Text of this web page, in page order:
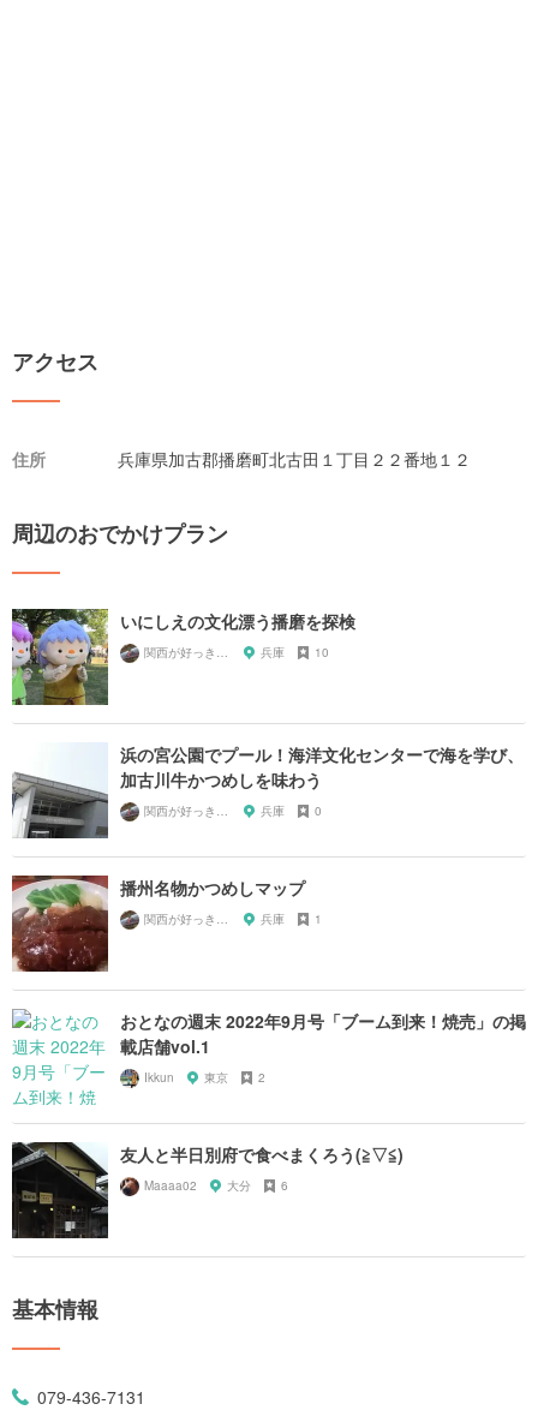
アクセス
住所 兵庫県加古郡播磨町北古田１丁目２２番地１２
周辺のおでかけプラン
いにしえの文化漂う播磨を探検
兵庫 10
浜の宮公園でプール！海洋文化センターで海を学び、
加古川牛かつめしを味わう
兵庫 0
播州名物かつめしマップ
兵庫 1
おとなの週末 2022年9月号「ブーム到来！焼売」の掲
載店舗vol.1
Ikkun 東京 2
友人と半日別府で食べまくろう(≧▽≦)
Maaaa02 大分 6
基本情報
079-436-7131